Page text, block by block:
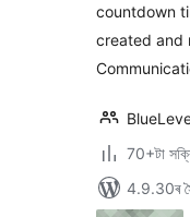
countdown
created and
70+টা
4.9.30ৰ